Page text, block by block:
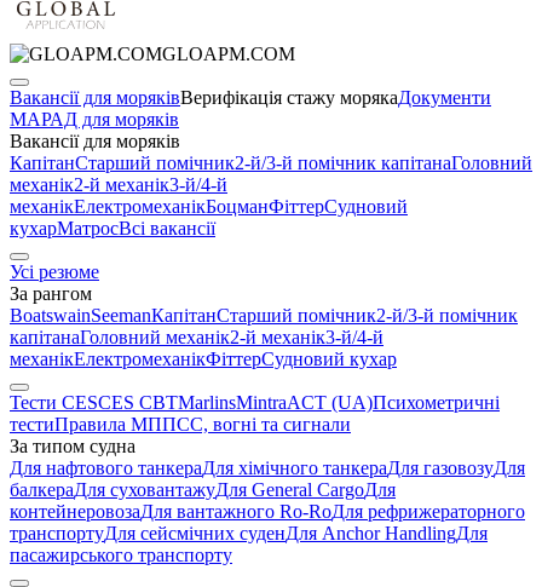
GLOAPM.COM
Вакансії для моряківВерифікація стажу морякаДокументи
МАРАД для моряків
Вакансії для моряків
КапітанСтарший помічник2-й/3-й помічник капітанаГоловний
механік2-й механік3-й/4-й
механікЕлектромеханікБоцманФіттерСудновий
кухарМатросВсі вакансії
Усі резюме
За рангом
BoatswainSeemanКапітанСтарший помічник2-й/3-й помічник
капітанаГоловний механік2-й механік3-й/4-й
механікЕлектромеханікФіттерСудновий кухар
Тести CESCES CBTMarlinsMintraACT (UA)Психометричні
тестиПравила МППСС, вогні та сигнали
За типом судна
Для нафтового танкераДля хімічного танкераДля газовозуДля
балкераДля суховантажуДля General CargoДля
контейнеровозаДля вантажного Ro-RoДля рефрижераторного
транспортуДля сейсмічних суденДля Anchor HandlingДля
пасажирського транспорту